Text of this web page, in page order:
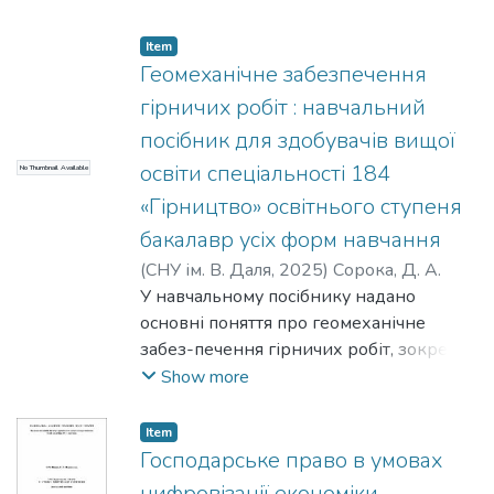
здобувачів вищої освіти ОП «Хімічні
технології та інженерія» (рівень
бакалавр).
допомогти здобувачам вищої освіти
поглибити й закріпити теоретичні
відомості, виробити навички
самостійного опрацювання літератури
та вміння узагальнювати і робити
висновки. Оригінальність і новизна
змісту і структури посібника допоможе
осягнути складний і неоднорідний
розвиток національної історії
літератури й культури.
No Thumbnail Available
Item
Геомеханічне забезпечення
гірничих робіт : навчальний
посібник для здобувачів вищої
освіти спеціальності 184
«Гірництво» освітнього ступеня
бакалавр усіх форм навчання
(СНУ ім. В. Даля, 2025) Сорока, Д. А.
У навчальному посібнику надано
основні поняття про геомеханічне
забез-печення гірничих робіт, зокрема
механізми опускання і деформації
принципи розподілу напруг навколо
одиночної виробки. Роз-глянуто
основні аспекти геомеханічного
Show more
Item
Господарське право в умовах